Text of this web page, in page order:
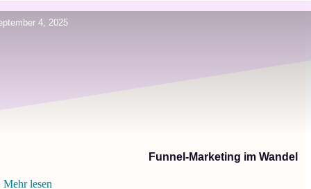
4, 2025
Funnel-Marketing im Wandel
Mehr lesen